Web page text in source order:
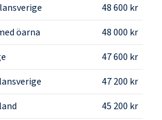
48 600 kr
öarna
48 000 kr
47 600 kr
47 200 kr
45 200 kr